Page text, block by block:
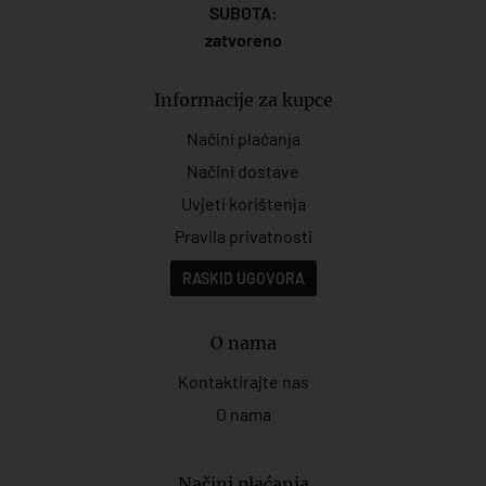
SUBOTA:
zatvoreno
Informacije za kupce
Načini plaćanja
Načini dostave
Uvjeti korištenja
Pravila privatnosti
RASKID UGOVORA
O nama
Kontaktirajte nas
O nama